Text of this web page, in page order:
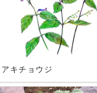
アキチョウジ